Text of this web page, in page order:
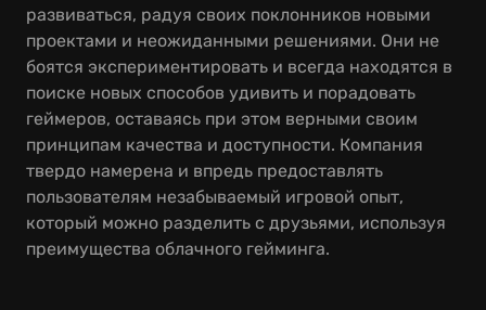
развиваться, радуя своих поклонников новыми
проектами и неожиданными решениями. Они не
боятся экспериментировать и всегда находятся в
поиске новых способов удивить и порадовать
геймеров, оставаясь при этом верными своим
принципам качества и доступности. Компания
твердо намерена и впредь предоставлять
пользователям незабываемый игровой опыт,
который можно разделить с друзьями, используя
преимущества облачного гейминга.